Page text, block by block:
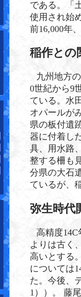
である。「
使用され始
前16,000年
稲作との
九州地方
0世紀から9
ている。水
オパールが
県の板付遺
器に付着し
具、用水路
整する柵も
分県の大石
ているが、
弥生時代
高精度
よりは古く
高いとする
については
た。今後、
1））。 藤